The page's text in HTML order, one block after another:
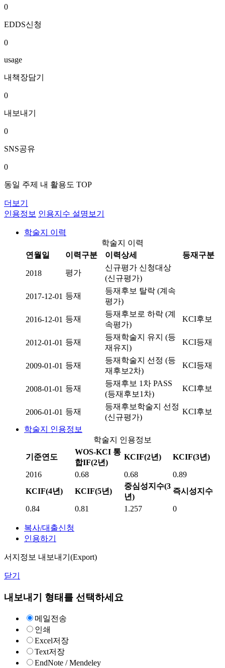
0
EDDS신청
0
usage
내책장담기
0
내보내기
0
SNS공유
0
동일 주제 내 활용도 TOP
더보기
인용정보 인용지수 설명보기
학술지 이력
학술지 이력
연월일
이력구분 이력상세 등재구분
2018 평가
신규평가 신청대상
(신규평가)
2017-12-01 등재
등재후보 탈락 (계속
평가)
2016-12-01 등재
등재후보로 하락 (계
속평가)
KCI후보
2012-01-01 등재
등재학술지 유지 (등
재유지)
KCI등재
2009-01-01 등재
등재학술지 선정 (등
재후보2차)
KCI등재
2008-01-01 등재
등재후보 1차 PASS
(등재후보1차)
KCI후보
2006-01-01 등재
등재후보학술지 선정
(신규평가)
KCI후보
학술지 인용정보
학술지 인용정보
기준연도
WOS-KCI 통
합IF(2년)
KCIF(2년) KCIF(3년)
2016 0.68 0.68
0.89
KCIF(4년)
KCIF(5년)
중심성지수(3
년)
즉시성지수
0.84 0.81 1.257 0
복사/대출신청
인용하기
서지정보 내보내기(Export)
닫기
내보내기 형태를 선택하세요
메일전송
인쇄
Excel저장
Text저장
EndNote / Mendeley